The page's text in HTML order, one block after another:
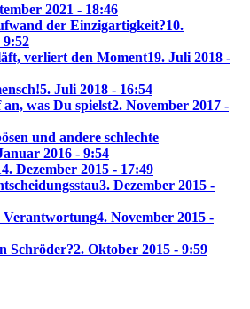
2021 - 18:46
der Einzigartigkeit?10.
9:52
verliert den Moment19. Juli 2018 -
5. Juli 2018 - 16:54
was Du spielst2. November 2017 -
und andere schlechte
2016 - 9:54
4. Dezember 2015 - 17:49
3. Dezember 2015 -
Verantwortung4. November 2015 -
Schröder?2. Oktober 2015 - 9:59